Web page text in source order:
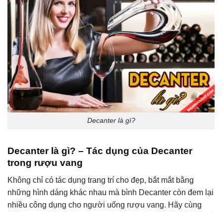
Decanter là gì?
Decanter là gì? – Tác dụng của Decanter
trong rượu vang
Không chỉ có tác dụng trang trí cho đẹp, bắt mắt bằng
những hình dáng khác nhau mà bình Decanter còn đem lại
nhiều công dụng cho người uống rượu vang. Hãy cùng